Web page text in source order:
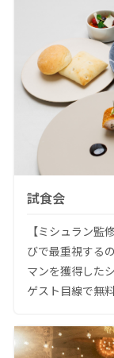
試食会
【ミシュラン監
びで最重視する
マンを獲得した
ゲスト目線で無